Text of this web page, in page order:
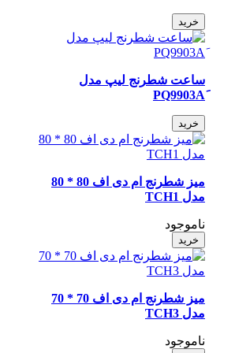
ساعت شطرنج لیپ مدل
میز شطرنج ام دی اف 80 * 80
ناموجود
میز شطرنج ام دی اف 70 * 70
ناموجود